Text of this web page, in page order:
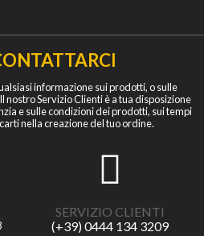
informazione sui prodotti, o sulle
nostro Servizio Clienti è a tua disposizione
e sulle condizioni dei prodotti, sui tempi
nella creazione del tuo ordine.
SERVIZIO CLIENTI
(+39) 0444 134 3209